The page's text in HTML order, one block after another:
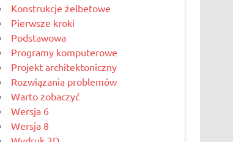
Konstrukcje żelbetowe
Pierwsze kroki
Podstawowa
Programy komputerowe
Projekt architektoniczny
Rozwiązania problemów
Warto zobaczyć
Wersja 6
Wersja 8